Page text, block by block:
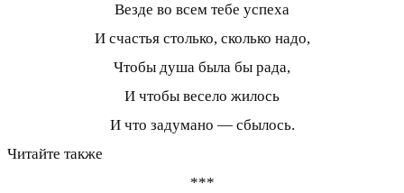
Везде во всем тебе успеха
И счастья столько, сколько надо,
Чтобы душа была бы рада,
И чтобы весело жилось
И что задумано — сбылось.
Читайте также
***